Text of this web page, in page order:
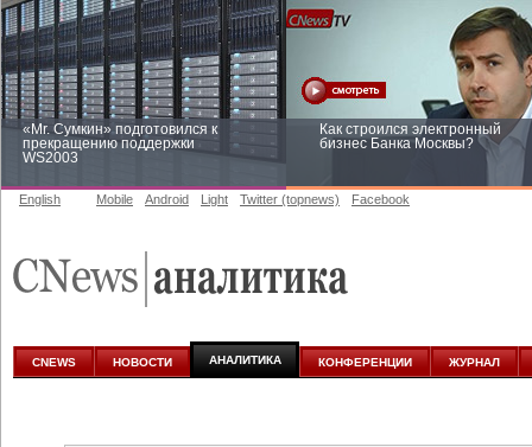
«Mr. Сумкин» подготовился к
прекращению поддержки
WS2003
Как строился электронный
бизнес Банка Москвы?
аналитике
English Mobile Android Light Twitter (topnews) Facebook
CNEWS НОВОСТИ АНАЛИТИКА КОНФЕРЕНЦИИ ЖУРНАЛ